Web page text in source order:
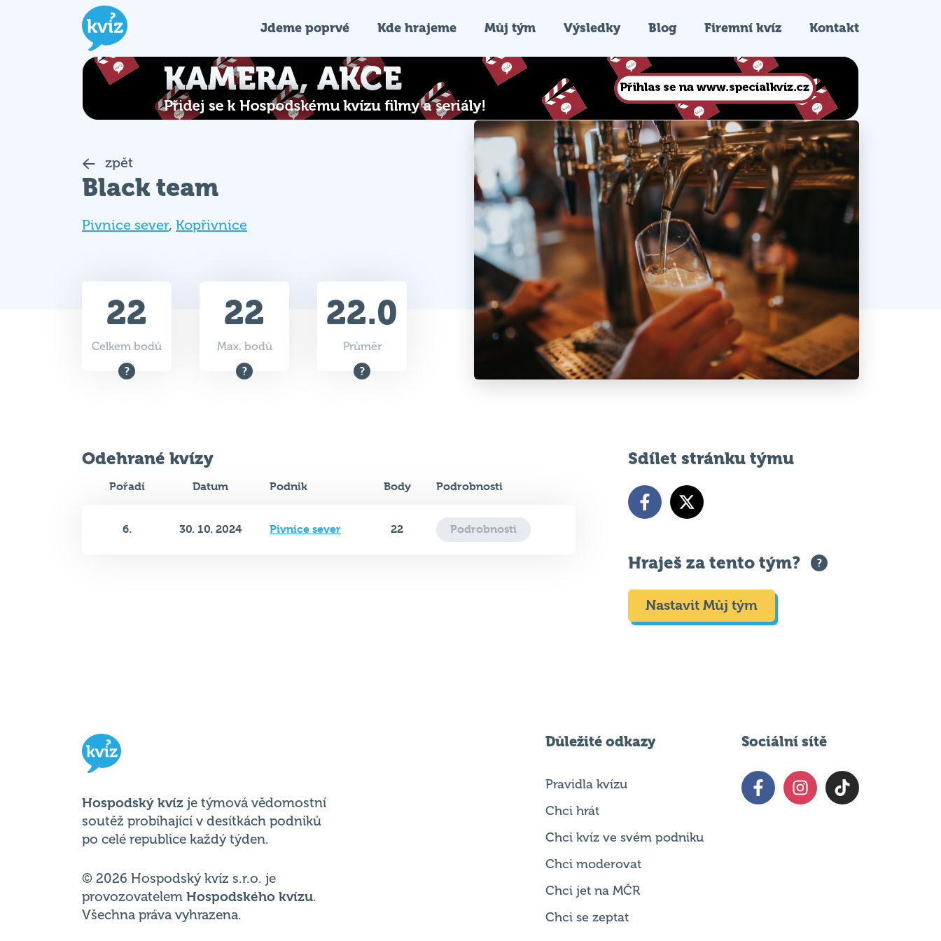
Jdeme poprvé Kde hrajeme Můj tým Výsledky Blog Firemní kvíz Kontakt
zpět
Black team
Pivnice sever, Kopřivnice
22
Celkem bodů
22
Max. bodů
22.0
Průměr
Odehrané kvízy
Pořadí Datum Podnik Body Podrobnosti
6. 30. 10. 2024 Pivnice sever 22 Podrobnosti
Sdílet stránku týmu
Hraješ za tento tým?
Nastavit Můj tým
Hospodský kvíz je týmová vědomostní
soutěž probíhající v desítkách podniků
po celé republice každý týden.
© 2026 Hospodský kvíz s.r.o. je
provozovatelem Hospodského kvízu.
Všechna práva vyhrazena.
Důležité odkazy
Pravidla kvízu
Chci hrát
Chci kvíz ve svém podniku
Chci moderovat
Chci jet na MČR
Chci se zeptat
Sociální sítě